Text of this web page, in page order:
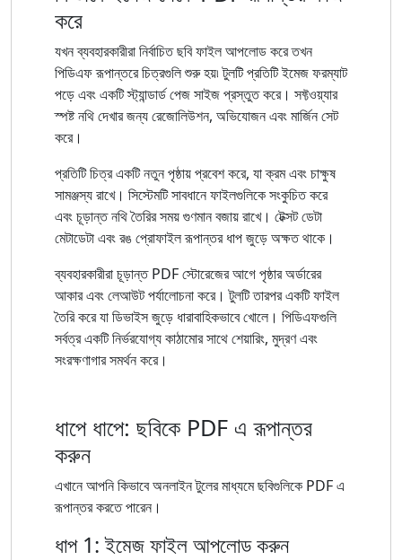
করে
যখন ব্যবহারকারীরা নির্বাচিত ছবি ফাইল আপলোড করে তখন
পিডিএফ রূপান্তরে চিত্রগুলি শুরু হয়৷ টুলটি প্রতিটি ইমেজ ফরম্যাট
পড়ে এবং একটি স্ট্যান্ডার্ড পেজ সাইজ প্রস্তুত করে। সফ্টওয়্যার
স্পষ্ট নথি দেখার জন্য রেজোলিউশন, অভিযোজন এবং মার্জিন সেট
করে।
প্রতিটি চিত্র একটি নতুন পৃষ্ঠায় প্রবেশ করে, যা ক্রম এবং চাক্ষুষ
সামঞ্জস্য রাখে। সিস্টেমটি সাবধানে ফাইলগুলিকে সংকুচিত করে
এবং চূড়ান্ত নথি তৈরির সময় গুণমান বজায় রাখে। টেক্সট ডেটা
মেটাডেটা এবং রঙ প্রোফাইল রূপান্তর ধাপ জুড়ে অক্ষত থাকে।
ব্যবহারকারীরা চূড়ান্ত PDF স্টোরেজের আগে পৃষ্ঠার অর্ডারের
আকার এবং লেআউট পর্যালোচনা করে। টুলটি তারপর একটি ফাইল
তৈরি করে যা ডিভাইস জুড়ে ধারাবাহিকভাবে খোলে। পিডিএফগুলি
সর্বত্র একটি নির্ভরযোগ্য কাঠামোর সাথে শেয়ারিং, মুদ্রণ এবং
সংরক্ষণাগার সমর্থন করে।
ধাপে ধাপে: ছবিকে PDF এ রূপান্তর
করুন
এখানে আপনি কিভাবে অনলাইন টুলের মাধ্যমে ছবিগুলিকে PDF এ
রূপান্তর করতে পারেন।
ধাপ 1: ইমেজ ফাইল আপলোড করুন